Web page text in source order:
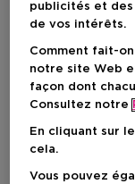
publicités et
de vos intérêts.
Comment fait-
notre site Web
façon dont
Consultez notre
En cliquant sur
cela.
Vous pouvez